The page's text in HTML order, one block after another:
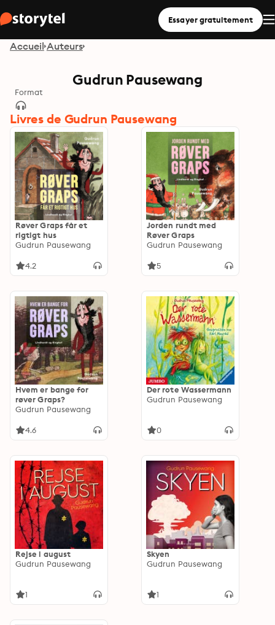
Essayer gratuitement
Accueil Auteurs
Gudrun Pausewang
Format
Livres de Gudrun Pausewang
Røver Graps får et
rigtigt hus
Gudrun Pausewang
4.2
Jorden rundt med
Røver Graps
Gudrun Pausewang
5
Hvem er bange for
røver Graps?
Gudrun Pausewang
4.6
Der rote Wassermann
Gudrun Pausewang
0
Rejse i august
Gudrun Pausewang
1
Skyen
Gudrun Pausewang
1